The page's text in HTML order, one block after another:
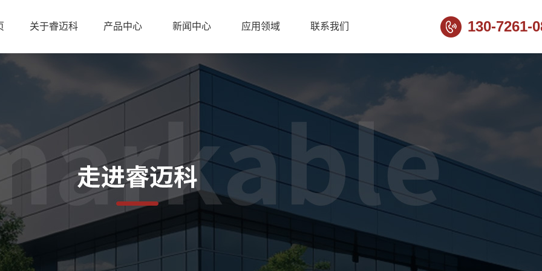
关于睿迈科 产品中心 新闻中心 应用领域 联系我们 130-7261-